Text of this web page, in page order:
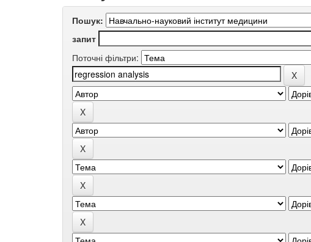
Пошук:
запит
Поточні фільтри: